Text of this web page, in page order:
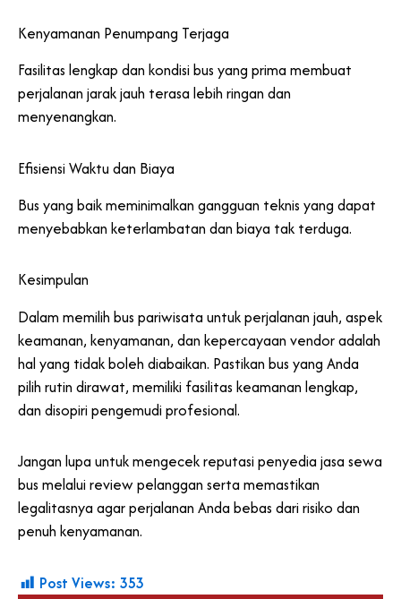
Kenyamanan Penumpang Terjaga
Fasilitas lengkap dan kondisi bus yang prima membuat
perjalanan jarak jauh terasa lebih ringan dan
menyenangkan.
Efisiensi Waktu dan Biaya
Bus yang baik meminimalkan gangguan teknis yang dapat
menyebabkan keterlambatan dan biaya tak terduga.
Kesimpulan
Dalam memilih bus pariwisata untuk perjalanan jauh, aspek
keamanan, kenyamanan, dan kepercayaan vendor adalah
hal yang tidak boleh diabaikan. Pastikan bus yang Anda
pilih rutin dirawat, memiliki fasilitas keamanan lengkap,
dan disopiri pengemudi profesional.
Jangan lupa untuk mengecek reputasi penyedia jasa sewa
bus melalui review pelanggan serta memastikan
legalitasnya agar perjalanan Anda bebas dari risiko dan
penuh kenyamanan.
Post Views: 353